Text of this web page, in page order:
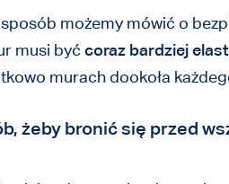
możemy mówić o
musi byćcoraz bardziej
murach dookoła
żeby bronić się przed